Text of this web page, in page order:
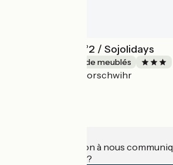
Appartement n°2 / Sojolidays
Gîtes et locations de meublés
Rorschwihr
Une information à nous
établissement ?